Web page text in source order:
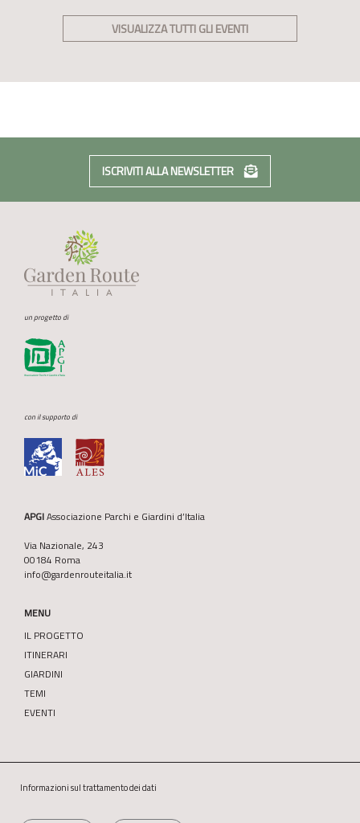
VISUALIZZA TUTTI GLI EVENTI
ISCRIVITI ALLA NEWSLETTER
un progetto di
con il supporto di
APGIAssociazione Parchi e Giardini d’Italia
Via Nazionale, 243
00184 Roma
info@gardenrouteitalia.it
MENU
IL PROGETTO
ITINERARI
GIARDINI
TEMI
EVENTI
Informazioni sul trattamento dei dati